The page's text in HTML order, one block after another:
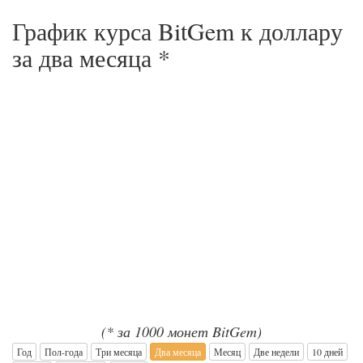
График курса BitGem к доллару
за два месяца *
(* за 1000 монет BitGem)
Год Пол-года Три месяца Два месяца Месяц Две недели
10 дней